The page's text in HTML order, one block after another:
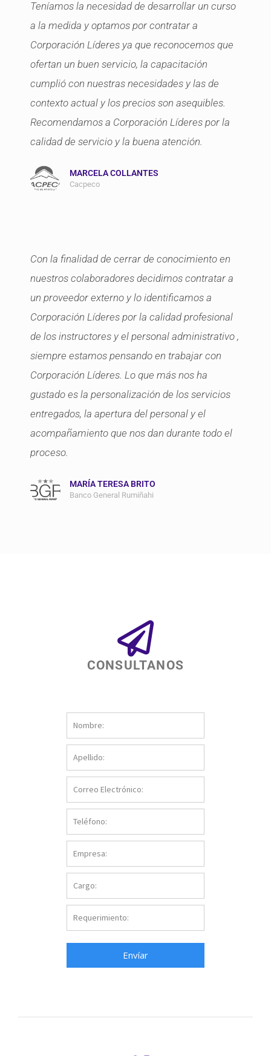
Teníamos la necesidad de desarrollar un curso
a la medida y optamos por contratar a
Corporación Líderes ya que reconocemos que
ofertan un buen servicio, la capacitación
cumplió con nuestras necesidades y las de
contexto actual y los precios son asequibles.
Recomendamos a Corporación Líderes por la
calidad de servicio y la buena atención.
MARCELA COLLANTES
Cacpeco
Con la finalidad de cerrar de conocimiento en
nuestros colaboradores decidimos contratar a
un proveedor externo y lo identificamos a
Corporación Líderes por la calidad profesional
de los instructores y el personal administrativo ,
siempre estamos pensando en trabajar con
Corporación Líderes. Lo que más nos ha
gustado es la personalización de los servicios
entregados, la apertura del personal y el
acompañamiento que nos dan durante todo el
proceso.
MARÍA TERESA BRITO
Banco General Rumiñahi
CONSULTANOS
Envíar